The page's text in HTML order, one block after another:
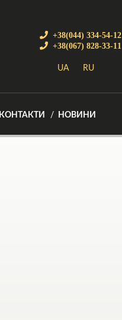
+38(044) 334-54-12
+38(067) 828-33-11
UA RU
КОНТАКТИ НОВИНИ